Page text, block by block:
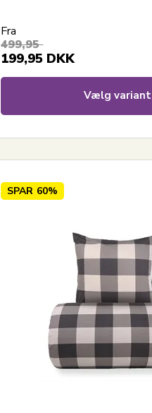
Fra
499,95
199,95 DKK
Vælg variant
SPAR 60%